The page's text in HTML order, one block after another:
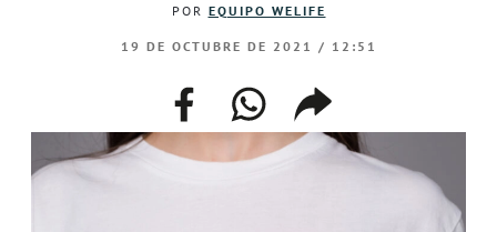
POR EQUIPO WELIFE
19 DE OCTUBRE DE 2021 / 12:51
facebookwhatsappcompartir
enlace